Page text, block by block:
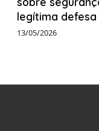
legítima defesa
13/05/2026